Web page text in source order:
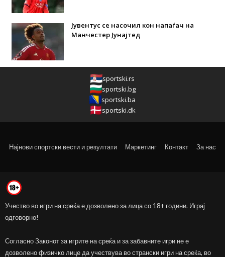
Јувентус се насочил кон напаѓач на
Манчестер Јунајтед
sportski.rs
sportski.bg
sportski.ba
sportski.dk
Најнови спортски вести и резултати Маркетинг Контакт За нас
Учество во игри на среќа е дозволено за лица со 18+ години. Играј
одговорно!
Согласно Законот за игрите на среќа и за забавните игри не е
дозволено физичко лице да учествува во странски игри на среќа, во